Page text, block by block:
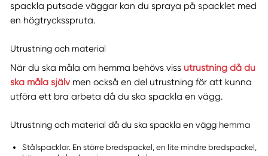
spackla putsade väggar kan du spraya på spacklet med
en högtrycksspruta.
Utrustning och material
När du ska måla om hemma behövs vissutrustning då du
ska måla självmen också en del utrustning för att kunna
utföra ett bra arbeta då du ska spackla en vägg.
Utrustning och material då du ska spackla en vägg hemma
Stålspacklar. En större bredspackel, en lite mindre bredspackel,